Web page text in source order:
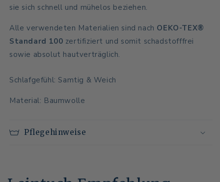
sie sich schnell und mühelos beziehen.
Alle verwendeten Materialien sind nach OEKO-TEX®
Standard 100 zertifiziert und somit schadstofffrei
sowie absolut hautverträglich.
Schlafgefühl: Samtig & Weich
Material: Baumwolle
Pflegehinweise